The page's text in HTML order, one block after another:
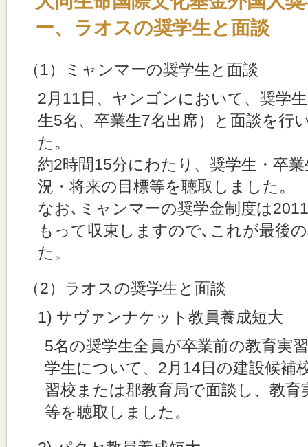
ー、ラオスの奨学生と面談
（1）ミャンマーの奨学生と面談
2月11日、ヤンゴンにおいて、奨学
生5名、卒業生7名出席）と面談を行
た。
約2時間15分にわたり、奨学生・卒
況・将来の目標等を聴取しました。
なお､ミャンマーの奨学金制度は
もって収束しますので､これが最後
た。
（2）ラオスの奨学生と面談
1) サヴァンナケット教員養成短大
5名の奨学生全員が卒業前の教育実
学生について、2月14日の建設候補
習校または郡教育局で面談し、教
等を聴取しました。